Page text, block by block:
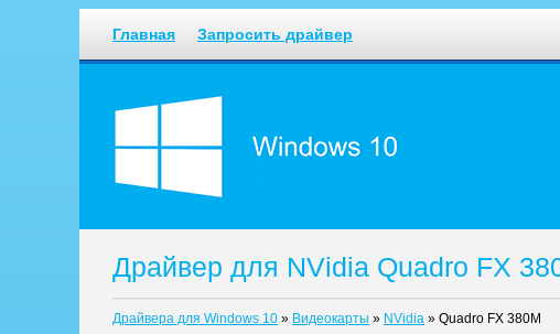
Главная Запросить драйвер
Драйвер для NVidia Quadro FX
Драйвера для Windows 10 » Видеокарты » NVidia » Quadro FX 380M